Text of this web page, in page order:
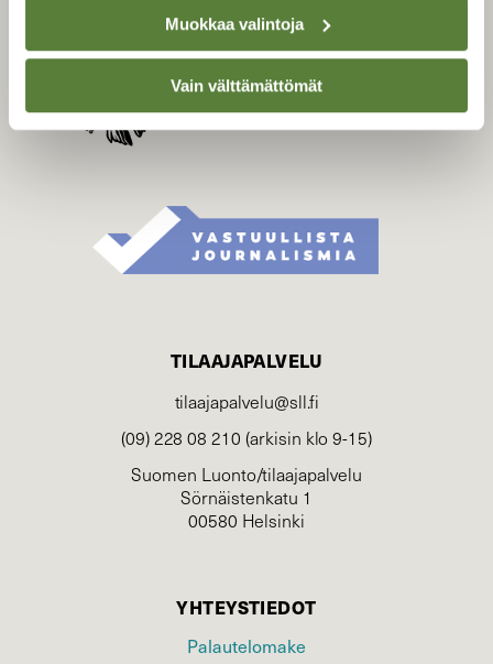
Muokkaa valintoja
Vain välttämättömät
Suomen Luonto -lehden
kustantaja onSuomen
TILAAJAPALVELU
tilaajapalvelu@sll.fi
(09) 228 08 210 (arkisin klo 9-15)
Suomen Luonto/tilaajapalvelu
Sörnäistenkatu 1
00580 Helsinki
YHTEYSTIEDOT
Palautelomake